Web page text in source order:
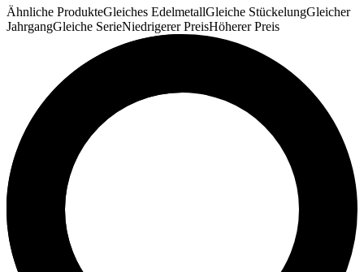
Ähnliche ProdukteGleiches EdelmetallGleiche StückelungGleicher
JahrgangGleiche SerieNiedrigerer PreisHöherer Preis